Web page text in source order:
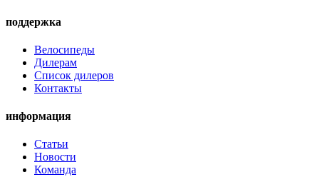
поддержка
Велосипеды
Дилерам
Список дилеров
Контакты
информация
Статьи
Новости
Команда